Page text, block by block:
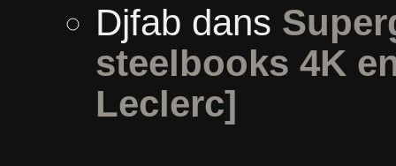
Djfab dans
steelbooks 4K
Leclerc]